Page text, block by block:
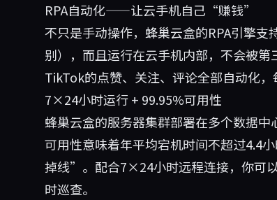
RPA自动化——让云手机自己“赚钱”
不只是手动操作，蜂巢云盒的RPA引擎
别），而且运行在云手机内部，不会被
TikTok的点赞、关注、评论全部自动化，
7×24小时运行 + 99.95%可用性
蜂巢云盒的服务器集群部署在多个数据
可用性意味着年平均宕机时间不超过4.4
掉线”。配合7×24小时远程连接，你可
时巡查。